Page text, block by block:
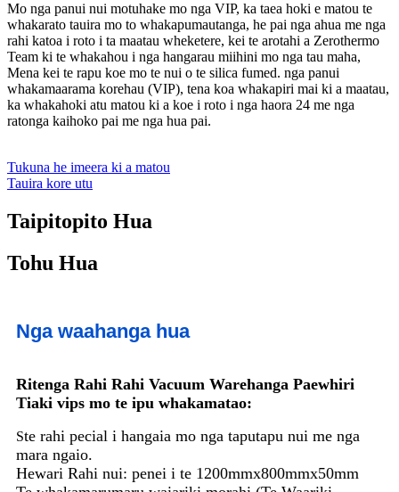
Mo nga panui nui motuhake mo nga VIP, ka taea hoki e matou te
whakarato tauira mo to whakapumautanga, he pai nga ahua me nga
rahi katoa i roto i ta maatau wheketere, kei te arotahi a Zerothermo
Team ki te whakahou i nga hangarau miihini mo nga tau maha,
Mena kei te rapu koe mo te nui o te silica fumed. nga panui
whakamaarama korehau (VIP), tena koa whakapiri mai ki a maatau,
ka whakahoki atu matou ki a koe i roto i nga haora 24 me nga
ratonga kaihoko pai me nga hua pai.
Tukuna he imeera ki a matou
Tauira kore utu
Taipitopito Hua
Tohu Hua
Nga waahanga hua
Ritenga Rahi Rahi Vacuum Warehanga Paewhiri
Tiaki vips mo te ipu whakamatao:
Ste rahi pecial i hangaia mo nga taputapu nui me nga
mara ngaio.
Hewari Rahi nui: penei i te 1200mmx800mmx50mm